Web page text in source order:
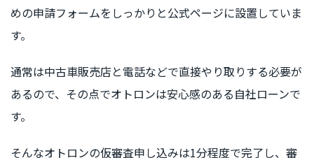
めの申請フォームをしっかりと公式ページに設置していま
す。
通常は中古車販売店と電話などで直接やり取りする必要が
あるので、その点でオトロンは安心感のある自社ローンで
す。
そんなオトロンの仮審査申し込みは1分程度で完了し、審